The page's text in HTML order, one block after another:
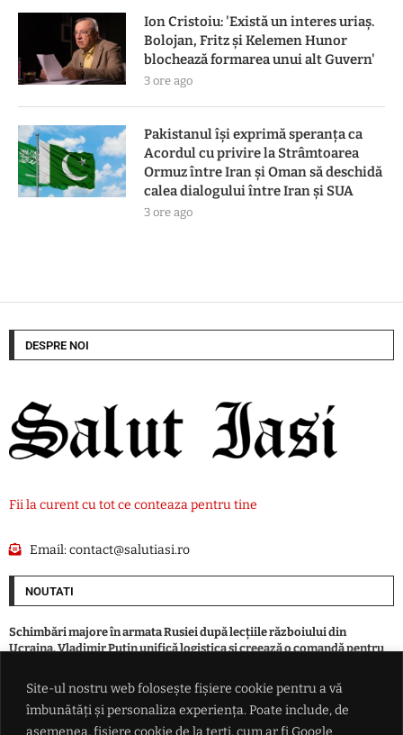
Site-ul nostru web folosește fișiere cookie pentru a vă
îmbunătăți și personaliza experiența. Poate include, de
asemenea, fișiere cookie de la terți, cum ar fi Google
Ion Cristoiu: 'Există un interes uriaș.
Bolojan, Fritz și Kelemen Hunor
blochează formarea unui alt Guvern'
3 ore ago
Pakistanul îşi exprimă speranţa ca
Acordul cu privire la Strâmtoarea
Ormuz între Iran şi Oman să deschidă
calea dialogului între Iran şi SUA
3 ore ago
DESPRE NOI
Fii la curent cu tot ce conteaza pentru tine
Email:contact@salutiasi.ro
NOUTATI
Schimbări majore în armata Rusiei după lecțiile războiului din
Ucraina. Vladimir Putin unifică logistica și creează o comandă pentru
El este pășcăneanul care a fost găsit îngropat într-o curte. Dispăruse
din luna aprilie